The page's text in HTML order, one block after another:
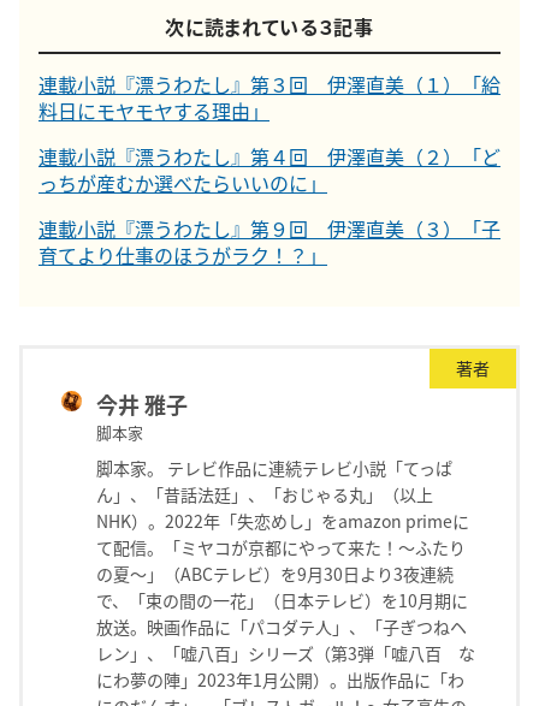
次に読まれている３記事
連載小説『漂うわたし』第３回 伊澤直美（１）「給
料日にモヤモヤする理由」
連載小説『漂うわたし』第４回 伊澤直美（２）「ど
っちが産むか選べたらいいのに」
連載小説『漂うわたし』第９回 伊澤直美（３）「子
育てより仕事のほうがラク！？」
著者
今井 雅子
脚本家
脚本家。 テレビ作品に連続テレビ小説「てっぱ
ん」、「昔話法廷」、「おじゃる丸」（以上
NHK）。2022年「失恋めし」をamazon primeに
て配信。「ミヤコが京都にやって来た！〜ふたり
の夏〜」（ABCテレビ）を9月30日より3夜連続
で、「束の間の一花」（日本テレビ）を10月期に
放送。映画作品に「パコダテ人」、「子ぎつねヘ
レン」、「嘘八百」シリーズ（第3弾「嘘八百 な
にわ夢の陣」2023年1月公開）。出版作品に「わ